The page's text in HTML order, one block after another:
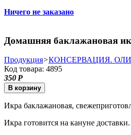
Ничего не заказано
Домашняя баклажановая
Продукция>КОНСЕРВАЦИЯ.
Код товара: 4895
350Р
В корзину
Икра баклажановая,
Икра готовится на кануне доставки.